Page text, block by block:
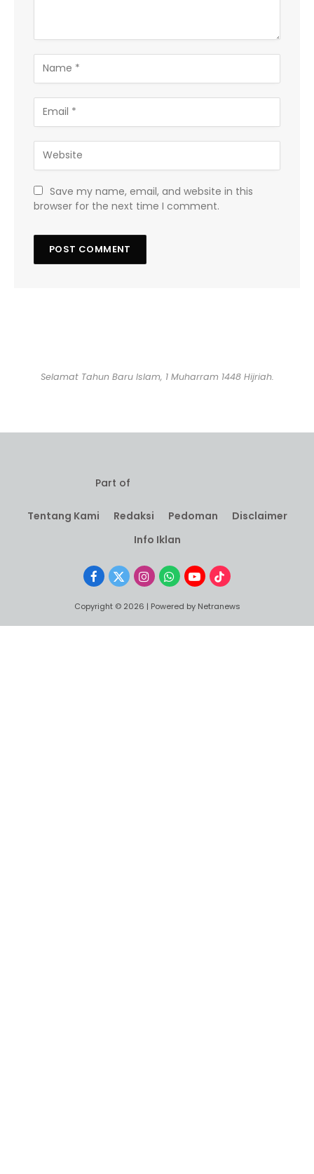
Save my name, email, and website in this
browser for the next time I comment.
Selamat Tahun Baru Islam, 1 Muharram 1448 Hijriah.
Part of
Tentang Kami Redaksi Pedoman
Disclaimer
Info Iklan
Facebook
X
InstagramWhatsApp
YouTubeTikTok
Copyright © 2026 | Powered by Netranews